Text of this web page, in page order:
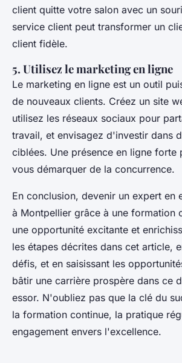
client quitte votre salon avec un
service client peut transformer un
client fidèle.
5. Utilisez le marketing en ligne
Le marketing en ligne est un outil
de nouveaux clients. Créez un site
utilisez les réseaux sociaux pour
travail, et envisagez d'investir dans
ciblées. Une présence en ligne forte
vous démarquer de la concurrence.
En conclusion, devenir un expert en
à Montpellier grâce à une formation
une opportunité excitante et
les étapes décrites dans cet article,
défis, et en saisissant les
bâtir une carrière prospère dans ce
essor. N'oubliez pas que la clé du
la formation continue, la pratique
engagement envers l'excellence.